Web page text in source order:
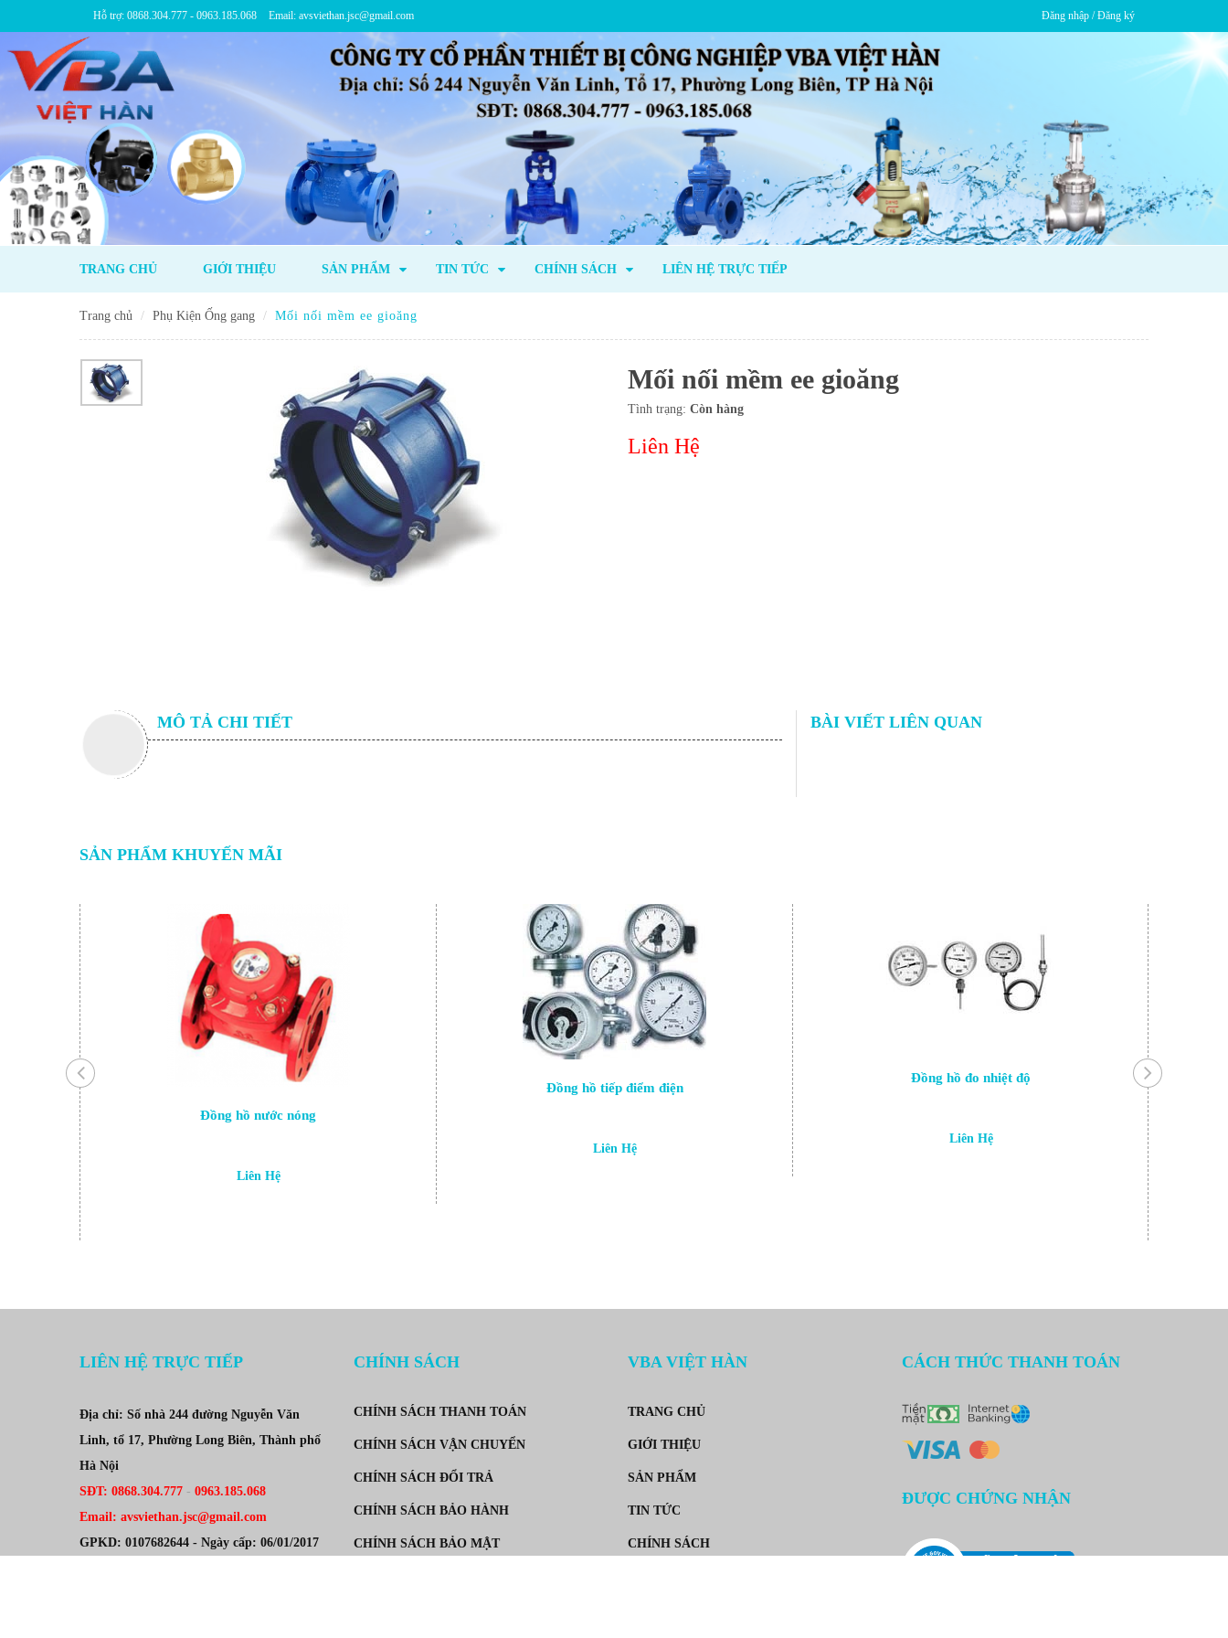
Hỗ trợ: 0868.304.777 - 0963.185.068 Email: avsviethan.jsc@gmail.com Đăng nhập / Đăng ký
TRANG CHỦ GIỚI THIỆU SẢN PHẨM TIN TỨC CHÍNH SÁCH LIÊN HỆ TRỰC TIẾP
Trang chủ Phụ Kiện Ống gang Mối nối mềm ee gioăng
Mối nối mềm ee gioăng
Tình trạng: Còn hàng
Liên Hệ
MÔ TẢ CHI TIẾT BÀI VIẾT LIÊN QUAN
SẢN PHẨM KHUYẾN MÃI
Đồng hồ nước nóng
Liên Hệ
Đồng hồ tiếp điểm điện
Liên Hệ
Đồng hồ đo nhiệt độ
Liên Hệ
LIÊN HỆ TRỰC TIẾP
Địa chỉ: Số nhà 244 đường Nguyễn Văn
Linh, tổ 17, Phường Long Biên, Thành phố
Hà Nội
SĐT: 0868.304.777 - 0963.185.068
Email: avsviethan.jsc@gmail.com
GPKD: 0107682644 - Ngày cấp: 06/01/2017
CHÍNH SÁCH
CHÍNH SÁCH THANH TOÁN
CHÍNH SÁCH VẬN CHUYỂN
CHÍNH SÁCH ĐỔI TRẢ
CHÍNH SÁCH BẢO HÀNH
CHÍNH SÁCH BẢO MẬT
VBA VIỆT HÀN
TRANG CHỦ
GIỚI THIỆU
SẢN PHẨM
TIN TỨC
CHÍNH SÁCH
CÁCH THỨC THANH TOÁN
ĐƯỢC CHỨNG NHẬN